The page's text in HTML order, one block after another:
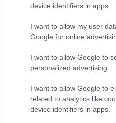
device identifiers in apps.
I want to allow my user
Google for online
I want to allow Google to
personalized advertising.
I want to allow Google to
related to analytics like
device identifiers in apps.